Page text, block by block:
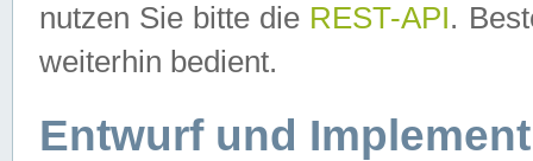
nutzen Sie bitte die REST-API.
weiterhin bedient.
Entwurf und